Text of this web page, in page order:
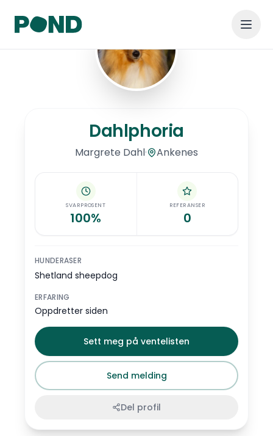
Hopp til hovedinnhold
Dahlphoria
Margrete Dahl· Ankenes
SVARPROSENT
100%
REFERANSER
0
HUNDERASER
Shetland sheepdog
ERFARING
Oppdretter siden
Sett meg på ventelisten
Send melding
Del profil